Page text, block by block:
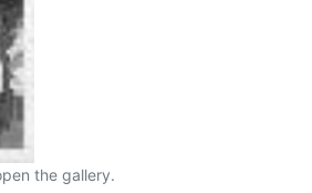
the gallery.